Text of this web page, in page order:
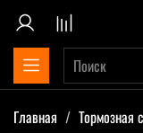
Главная Тормозная